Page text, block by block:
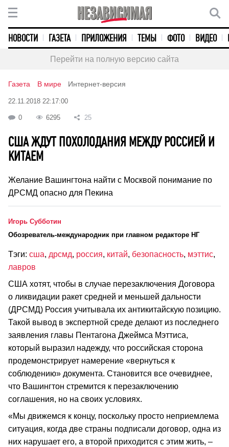
НОВОСТИ ГАЗЕТА ПРИЛОЖЕНИЯ ТЕМЫ ФОТО ВИДЕО
Перейти на полную версию сайта
Газета В мире Интернет-версия
22.11.2018 22:17:00
0 6295 25
США ЖДУТ ПОХОЛОДАНИЯ МЕЖДУ РОССИЕЙ И
КИТАЕМ
Желание Вашингтона найти с Москвой понимание по
ДРСМД опасно для Пекина
Игорь Субботин
Обозреватель-международник при главном редакторе НГ
Тэги: сша, дрсмд, россия, китай, безопасность, мэттис,
лавров
США хотят, чтобы в случае перезаключения Договора
о ликвидации ракет средней и меньшей дальности
(ДРСМД) Россия учитывала их антикитайскую позицию.
Такой вывод в экспертной среде делают из последнего
заявления главы Пентагона Джеймса Мэттиса,
который выразил надежду, что российская сторона
продемонстрирует намерение «вернуться к
соблюдению» документа. Становится все очевиднее,
что Вашингтон стремится к перезаключению
соглашения, но на своих условиях.
«Мы движемся к концу, поскольку просто неприемлема
ситуация, когда две страны подписали договор, одна из
них нарушает его, а второй приходится с этим жить, –